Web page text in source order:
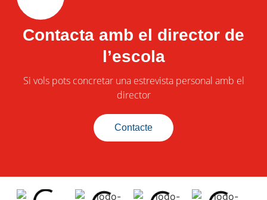
Contacta amb el director de
l’escola
Si vols pots concretar una estrevista personal amb el
director
Contacte